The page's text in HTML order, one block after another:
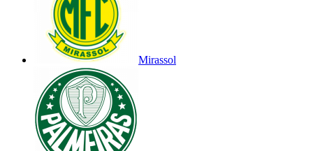
Mirassol